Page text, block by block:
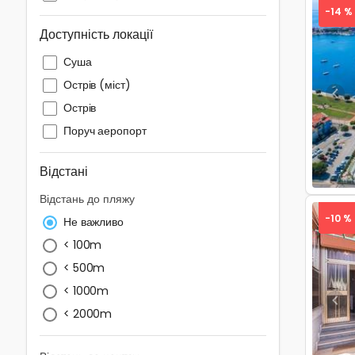
Доступність локації
Суша
Острів (міст)
Острів
Поруч аеропорт
Відстані
Відстань до пляжу
Не важливо
< 100m
< 500m
< 1000m
< 2000m
-14 %
-10 %